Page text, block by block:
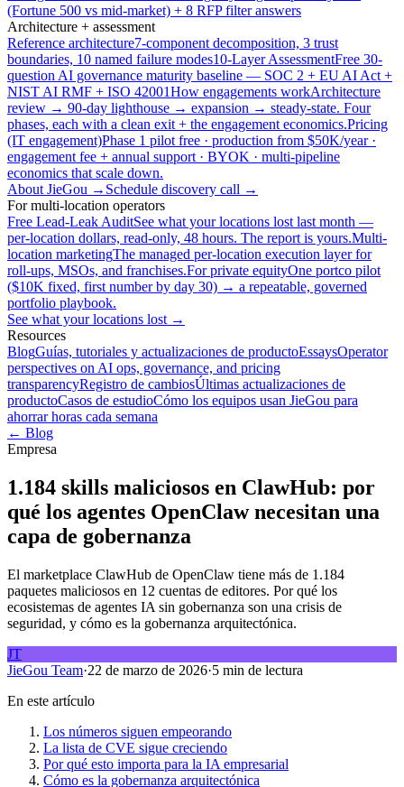
(Fortune 500 vs mid-market) + 8 RFP filter answers
Architecture + assessment
Reference architecture7-component decomposition, 3 trust
boundaries, 10 named failure modes10-Layer AssessmentFree 30-
question AI governance maturity baseline — SOC 2 + EU AI Act +
NIST AI RMF + ISO 42001How engagements workArchitecture
review → 90-day lighthouse → expansion → steady-state. Four
phases, each with a clean exit + the engagement economics.Pricing
(IT engagement)Phase 1 pilot free · production from $50K/year ·
engagement fee + annual support · BYOK · multi-pipeline
economics that scale down.
About JieGou → Schedule discovery call →
For multi-location operators
Free Lead-Leak AuditSee what your locations lost last month —
per-location dollars, read-only, 48 hours. The report is yours.Multi-
location marketingThe managed per-location execution layer for
roll-ups, MSOs, and franchises.For private equityOne portco pilot
($10K fixed, first number by day 30) → a repeatable, governed
portfolio playbook.
See what your locations lost →
Resources
BlogGuías, tutoriales y actualizaciones de productoEssaysOperator
perspectives on AI ops, governance, and pricing
transparencyRegistro de cambiosÚltimas actualizaciones de
productoCasos de estudioCómo los equipos usan JieGou para
ahorrar horas cada semana
← Blog
Empresa
1.184 skills maliciosos en ClawHub: por
qué los agentes OpenClaw necesitan una
capa de gobernanza
El marketplace ClawHub de OpenClaw tiene más de 1.184
paquetes maliciosos en 12 cuentas de editores. Por qué los
ecosistemas de agentes IA sin gobernanza son una crisis de
seguridad, y cómo es la gobernanza arquitectónica.
JT
JieGou Team·22 de marzo de 2026·5 min de lectura
En este artículo
Los números siguen empeorando
La lista de CVE sigue creciendo
Por qué esto importa para la IA empresarial
Cómo es la gobernanza arquitectónica